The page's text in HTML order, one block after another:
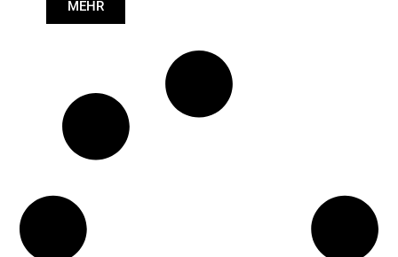
Scheibe :
MEHR